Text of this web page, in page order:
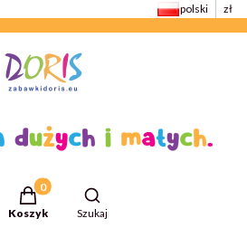
polski zł
Produkty w koszyku: 0. Zobacz
Koszyk
Otwórz wyszukiwarkę
Szukaj